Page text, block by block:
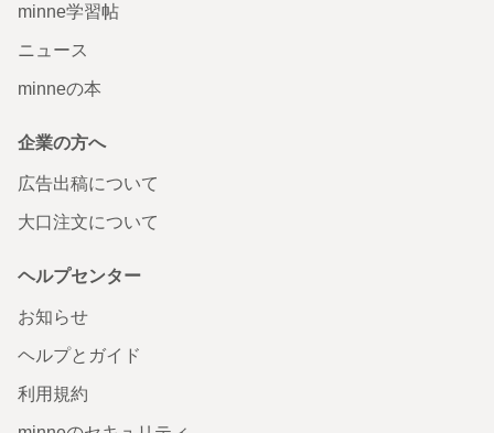
minne学習帖
ニュース
minneの本
企業の方へ
広告出稿について
大口注文について
ヘルプセンター
お知らせ
ヘルプとガイド
利用規約